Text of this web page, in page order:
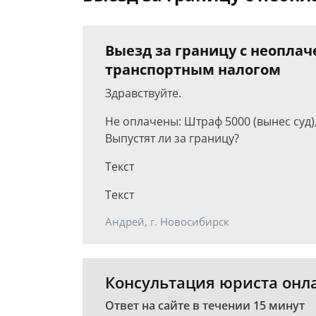
Выезд за границу с
транспортным налогом
Здравствуйте.
Не оплачены: Штраф 5000 (вынес
Выпустят ли за границу?
Текст
Текст
Андрей, г. Новосибирск
Консультация юриста
Ответ на сайте в течении 15 минут